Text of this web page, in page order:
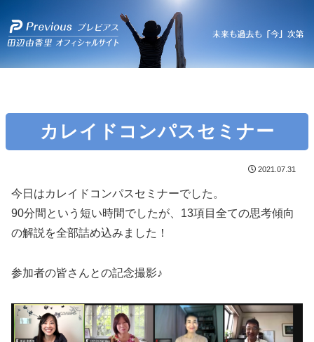
カレイドコンパスセミナー
2021.07.31
今日はカレイドコンパスセミナーでした。
90分間という短い時間でしたが、13項目全ての思考傾向
の解説を全部詰め込みました！
参加者の皆さんとの記念撮影♪